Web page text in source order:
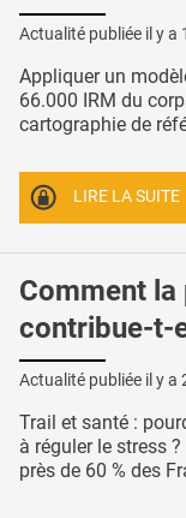
Actualité publiée il y a
Appliquer un
66.000 IRM du
cartographie de
LIRE LA SUITE
Comment la
contribue-t-
Actualité publiée il y a
Trail et santé :
à réguler le stress
près de 60 % des